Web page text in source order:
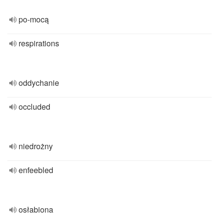
po-mocą
respirations
oddychanie
occluded
niedrożny
enfeebled
osłabiona